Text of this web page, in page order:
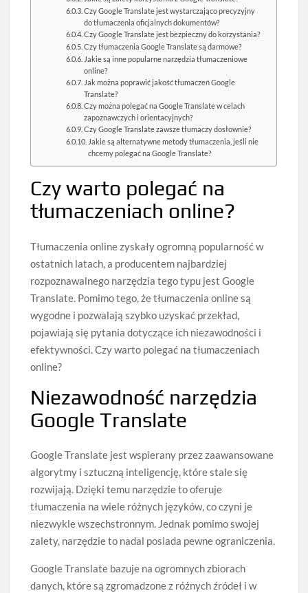
Czy Google Translate jest wystarczająco precyzyjny
do tłumaczenia oficjalnych dokumentów?
Czy Google Translate jest bezpieczny do korzystania?
Czy tłumaczenia Google Translate są darmowe?
Jakie są inne popularne narzędzia tłumaczeniowe
online?
Jak można poprawić jakość tłumaczeń Google
Translate?
Czy można polegać na Google Translate w celach
zapoznawczych i orientacyjnych?
Czy Google Translate zawsze tłumaczy dosłownie?
Jakie są alternatywne metody tłumaczenia, jeśli nie
chcemy polegać na Google Translate?
Czy warto polegać na
tłumaczeniach online?
Tłumaczenia online zyskały ogromną popularność w
ostatnich latach, a producentem najbardziej
rozpoznawalnego narzędzia tego typu jest Google
Translate. Pomimo tego, że tłumaczenia online są
wygodne i pozwalają szybko uzyskać przekład,
pojawiają się pytania dotyczące ich niezawodności i
efektywności. Czy warto polegać na tłumaczeniach
online?
Niezawodność narzędzia
Google Translate
Google Translate jest wspierany przez zaawansowane
algorytmy i sztuczną inteligencję, które stale się
rozwijają. Dzięki temu narzędzie to oferuje
tłumaczenia na wiele różnych języków, co czyni je
niezwykle wszechstronnym. Jednak pomimo swojej
zalety, narzędzie to nadal posiada pewne ograniczenia.
Google Translate bazuje na ogromnych zbiorach
danych, które są zgromadzone z różnych źródeł i w